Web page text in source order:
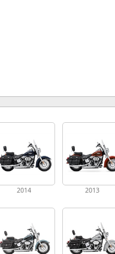
2014 2013